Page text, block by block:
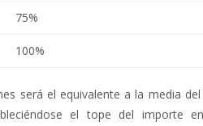
75%
100%
será el equivalente a la media
el tope del importe